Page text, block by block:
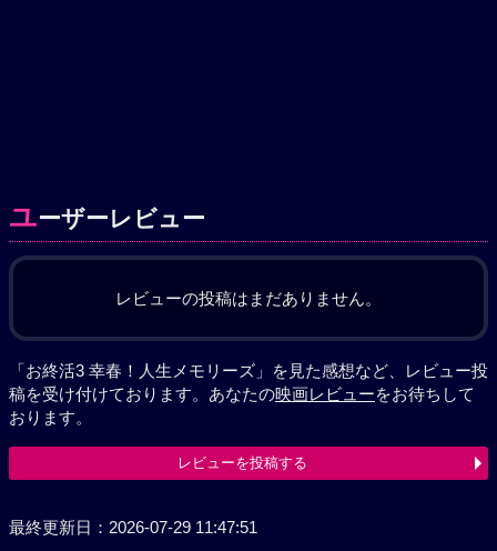
ユーザーレビュー
レビューの投稿はまだありません。
「お終活3 幸春！人生メモリーズ」を見た感想など、レビュー投
稿を受け付けております。あなたの映画レビューをお待ちして
おります。
レビューを投稿する